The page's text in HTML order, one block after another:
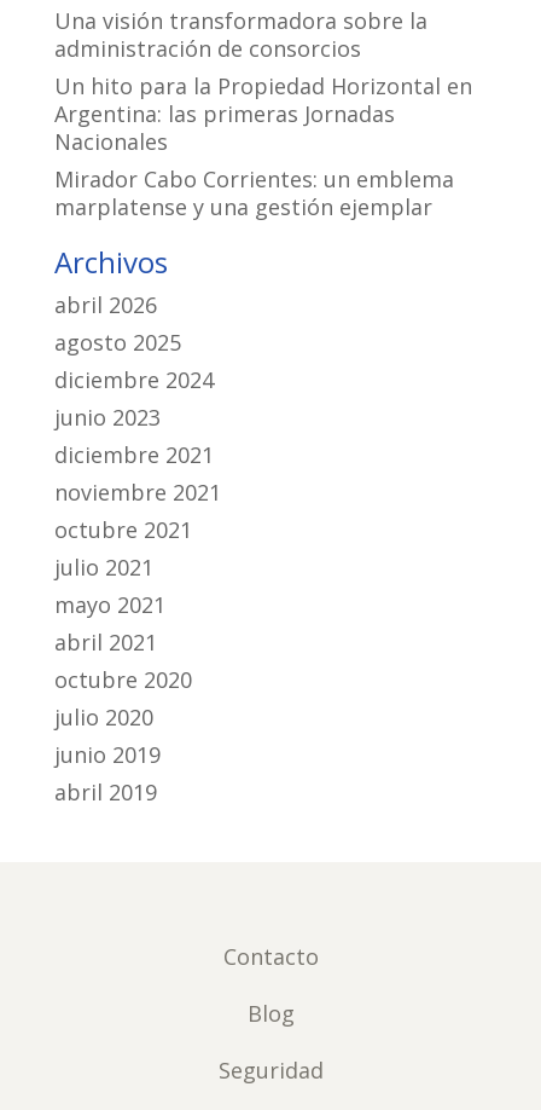
Una visión transformadora sobre la
administración de consorcios
Un hito para la Propiedad Horizontal en
Argentina: las primeras Jornadas
Nacionales
Mirador Cabo Corrientes: un emblema
marplatense y una gestión ejemplar
Archivos
abril 2026
agosto 2025
diciembre 2024
junio 2023
diciembre 2021
noviembre 2021
octubre 2021
julio 2021
mayo 2021
abril 2021
octubre 2020
julio 2020
junio 2019
abril 2019
Contacto
Blog
Seguridad